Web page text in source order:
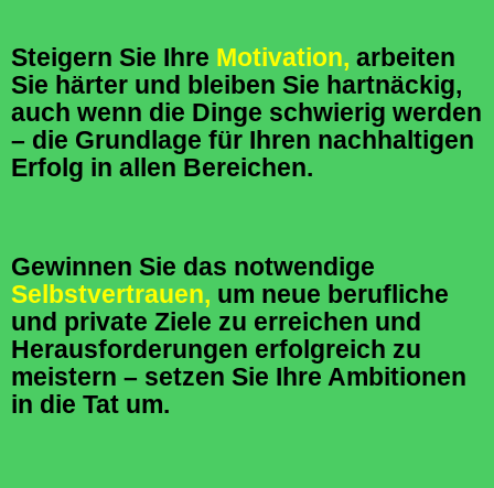
Steigern Sie Ihre Motivation, arbeiten
Sie härter und bleiben Sie hartnäckig,
auch wenn die Dinge schwierig werden
– die Grundlage für Ihren nachhaltigen
Erfolg in allen Bereichen.
Gewinnen Sie das notwendige
Selbstvertrauen, um neue berufliche
und private Ziele zu erreichen und
Herausforderungen erfolgreich zu
meistern – setzen Sie Ihre Ambitionen
in die Tat um.